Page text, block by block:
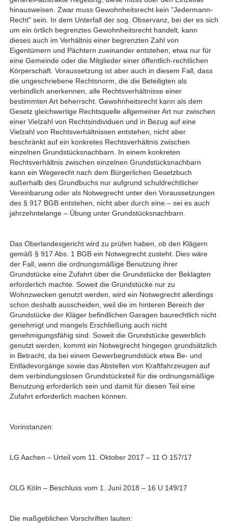
hinausweisen. Zwar muss Gewohnheitsrecht kein "Jedermann-
Recht" sein. In dem Unterfall der sog. Observanz, bei der es sich
um ein örtlich begrenztes Gewohnheitsrecht handelt, kann
dieses auch im Verhältnis einer begrenzten Zahl von
Eigentümern und Pächtern zueinander entstehen, etwa nur für
eine Gemeinde oder die Mitglieder einer öffentlich-rechtlichen
Körperschaft. Voraussetzung ist aber auch in diesem Fall, dass
die ungeschriebene Rechtsnorm, die die Beteiligten als
verbindlich anerkennen, alle Rechtsverhältnisse einer
bestimmten Art beherrscht. Gewohnheitsrecht kann als dem
Gesetz gleichwertige Rechtsquelle allgemeiner Art nur zwischen
einer Vielzahl von Rechtsindividuen und in Bezug auf eine
Vielzahl von Rechtsverhältnissen entstehen, nicht aber
beschränkt auf ein konkretes Rechtsverhältnis zwischen
einzelnen Grundstücksnachbarn. In einem konkreten
Rechtsverhältnis zwischen einzelnen Grundstücksnachbarn
kann ein Wegerecht nach dem Bürgerlichen Gesetzbuch
außerhalb des Grundbuchs nur aufgrund schuldrechtlicher
Vereinbarung oder als Notwegrecht unter den Voraussetzungen
des § 917 BGB entstehen, nicht aber durch eine – sei es auch
jahrzehntelange – Übung unter Grundstücksnachbarn.
Das Oberlandesgericht wird zu prüfen haben, ob den Klägern
gemäß § 917 Abs. 1 BGB ein Notwegrecht zusteht. Dies wäre
der Fall, wenn die ordnungsmäßige Benutzung ihrer
Grundstücke eine Zufahrt über die Grundstücke der Beklagten
erforderlich machte. Soweit die Grundstücke nur zu
Wohnzwecken genutzt werden, wird ein Notwegrecht allerdings
schon deshalb ausscheiden, weil die im hinteren Bereich der
Grundstücke der Kläger befindlichen Garagen baurechtlich nicht
genehmigt und mangels Erschließung auch nicht
genehmigungsfähig sind. Soweit die Grundstücke gewerblich
genutzt werden, kommt ein Notwegrecht hingegen grundsätzlich
in Betracht, da bei einem Gewerbegrundstück etwa Be- und
Entladevorgänge sowie das Abstellen von Kraftfahrzeugen auf
dem verbindungslosen Grundstücksteil für die ordnungsmäßige
Benutzung erforderlich sein und damit für diesen Teil eine
Zufahrt erforderlich machen können.
Vorinstanzen:
LG Aachen – Urteil vom 11. Oktober 2017 – 11 O 157/17
OLG Köln – Beschluss vom 1. Juni 2018 – 16 U 149/17
Die maßgeblichen Vorschriften lauten: